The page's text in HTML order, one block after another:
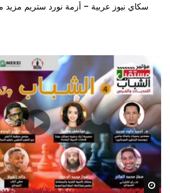
سكاي نيوز عربية – أزمة نورد ستريم مزيد